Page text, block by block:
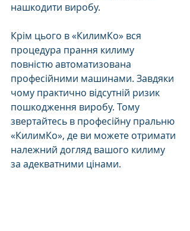
нашкодити виробу.
Крім цього в «КилимКо» вся
процедура прання килиму
повністю автоматизована
професійними машинами. Завдяки
чому практично відсутній ризик
пошкодження виробу. Тому
звертайтесь в професійну пральню
«КилимКо», де ви можете отримати
належний догляд вашого килиму
за адекватними цінами.